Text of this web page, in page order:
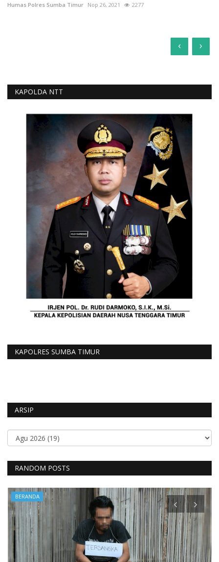
Humas Polres Sumba Timur Nop 26, 2021 2277
‹ ›
KAPOLDA NTT
KAPOLRES SUMBA TIMUR
ARSIP
RANDOM POSTS
BERANDA